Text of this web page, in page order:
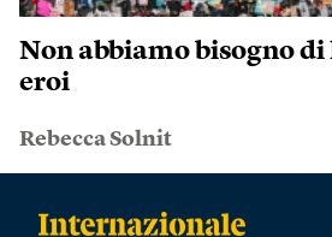
Non abbiamo bisogno di
eroi
Rebecca Solnit